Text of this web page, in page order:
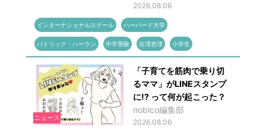
2026.08.06
インターナショナルスクール ハーバード大学
パトリック・ハーラン 中学受験 吉澤恵理 小学生
ニュース
「子育てを筋肉で乗り切
るママ」がLINEスタンプ
に!? って何が起こった？
nobico編集部
2026.08.06